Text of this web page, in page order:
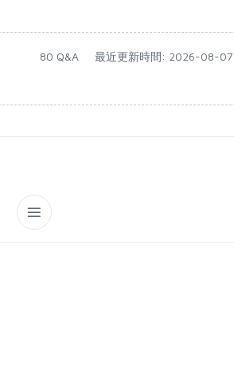
80 Q&A 最近更新時間: 2026-08-07